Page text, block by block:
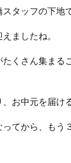
スタッフの下
ましたね。
くさん集まる
お中元を届け
てから、もう